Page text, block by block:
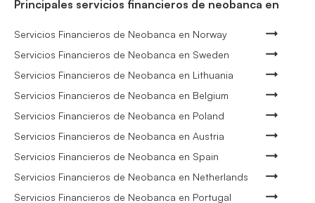
Principales servicios financieros de neobanca en
Servicios Financieros de Neobanca en Norway
Servicios Financieros de Neobanca en Sweden
Servicios Financieros de Neobanca en Lithuania
Servicios Financieros de Neobanca en Belgium
Servicios Financieros de Neobanca en Poland
Servicios Financieros de Neobanca en Austria
Servicios Financieros de Neobanca en Spain
Servicios Financieros de Neobanca en Netherlands
Servicios Financieros de Neobanca en Portugal